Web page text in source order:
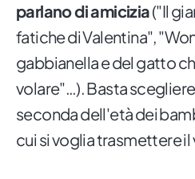
parlano di amicizia("Il
fatiche di Valentina",
gabbianella e del gatto
volare"…). Basta
seconda dell'età dei
cui si voglia trasmettere